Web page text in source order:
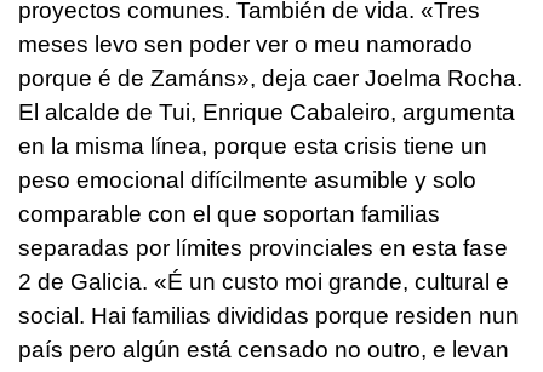
proyectos comunes. También de vida. «Tres
meses levo sen poder ver o meu namorado
porque é de Zamáns», deja caer Joelma Rocha.
El alcalde de Tui, Enrique Cabaleiro, argumenta
en la misma línea, porque esta crisis tiene un
peso emocional difícilmente asumible y solo
comparable con el que soportan familias
separadas por límites provinciales en esta fase
2 de Galicia. «É un custo moi grande, cultural e
social. Hai familias divididas porque residen nun
país pero algún está censado no outro, e levan